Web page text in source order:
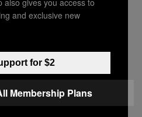
Mičigenu iz 2013.
Fejsbuk svoje članove
U jednoj anketi
and exclusive new
for $2
Membership Plans